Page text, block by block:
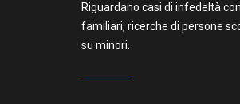
Riguardano casi di infedeltà
familiari, ricerche di persone
su minori.